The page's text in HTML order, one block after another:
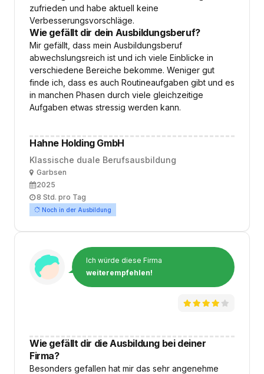
zufrieden und habe aktuell keine
Verbesserungsvorschläge.
Wie gefällt dir dein Ausbildungsberuf?
Mir gefällt, dass mein Ausbildungsberuf
abwechslungsreich ist und ich viele Einblicke in
verschiedene Bereiche bekomme. Weniger gut
finde ich, dass es auch Routineaufgaben gibt und es
in manchen Phasen durch viele gleichzeitige
Aufgaben etwas stressig werden kann.
Hahne Holding GmbH
Klassische duale Berufsausbildung
OrtGarbsen
Ausbildungsbeginn
2025
Arbeitszeit
8 Std. pro Tag
Noch in der Ausbildung
Ich würde diese Firma
weiterempfehlen!
Wie gefällt dir die Ausbildung bei deiner
Firma?
Besonders gefallen hat mir das sehr angenehme